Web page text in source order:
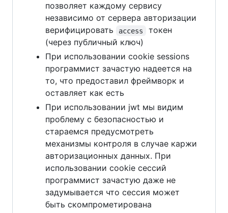
позволяет каждому сервису
независимо от сервера авторизации
верифицировать
access
токен
(через публичный ключ)
При использовании cookie sessions
программист зачастую надеется на
то, что предоставил фреймворк и
оставляет как есть
При использовании jwt мы видим
проблему с безопасностью и
стараемся предусмотреть
механизмы контроля в случае каржи
авторизационных данных. При
использовании cookie сессий
программист зачастую даже не
задумывается что сессия может
быть скомпрометирована